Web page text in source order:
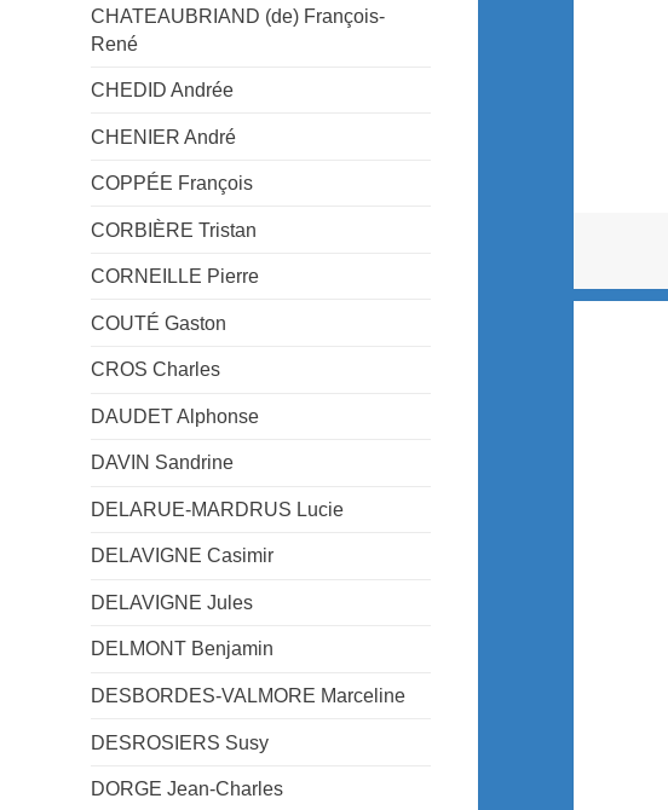
CHATEAUBRIAND (de) François-
René
CHEDID Andrée
CHENIER André
COPPÉE François
CORBIÈRE Tristan
CORNEILLE Pierre
COUTÉ Gaston
CROS Charles
DAUDET Alphonse
DAVIN Sandrine
DELARUE-MARDRUS Lucie
DELAVIGNE Casimir
DELAVIGNE Jules
DELMONT Benjamin
DESBORDES-VALMORE Marceline
DESROSIERS Susy
DORGE Jean-Charles